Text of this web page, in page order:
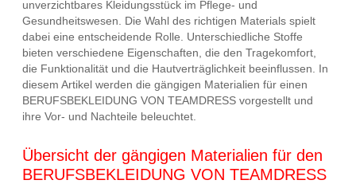
unverzichtbares Kleidungsstück im Pflege- und
Gesundheitswesen. Die Wahl des richtigen Materials spielt
dabei eine entscheidende Rolle. Unterschiedliche Stoffe
bieten verschiedene Eigenschaften, die den Tragekomfort,
die Funktionalität und die Hautverträglichkeit beeinflussen. In
diesem Artikel werden die gängigen Materialien für einen
BERUFSBEKLEIDUNG VON TEAMDRESS vorgestellt und
ihre Vor- und Nachteile beleuchtet.
Übersicht der gängigen Materialien für den
BERUFSBEKLEIDUNG VON TEAMDRESS